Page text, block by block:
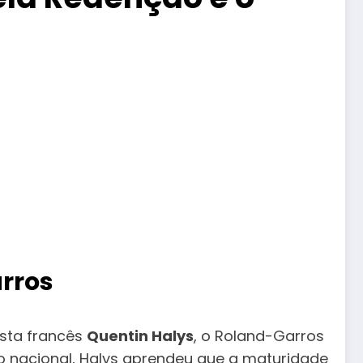
francês Quentin Halys, o Roland-Garros
Halys aprendeu que a maturidade